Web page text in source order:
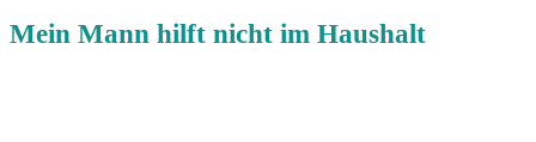
Mein Mann hilft nicht im Haushalt